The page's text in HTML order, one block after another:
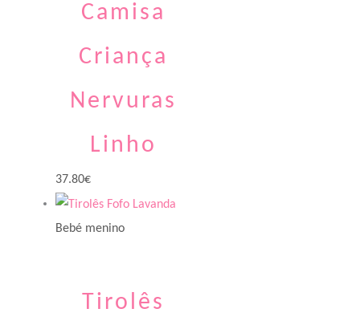
Camisa
Criança
Nervuras
Linho
37.80€
Bebé menino
Tirolês